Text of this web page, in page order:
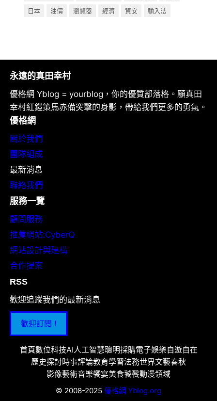
日本
油價 瀏覽器 經濟 資安 輸入法
永遠的真田幸村
優格網 Yblog = yourblog，你的優質部落格。願真田
幸村紅鎧策馬赤備突擊的身影，帶給我們更多的勇氣。
優格網
關於我們
團隊組成
最新消息
聯絡我們
服務一覽
顧問服務
推薦網站:CyberQ
網站設計與建構
合作提案
RSS
歡迎追蹤我們的最新消息
歡迎訂閱 !
首頁數位科技AI人工智慧聰明採購電子娛樂自遊自在
歷史探討時事評論教育學習法務世界文藝春秋
影像藝術音樂饗宴美食饕餮動漫領域
© 2008-2025 優格網 Yblog.org